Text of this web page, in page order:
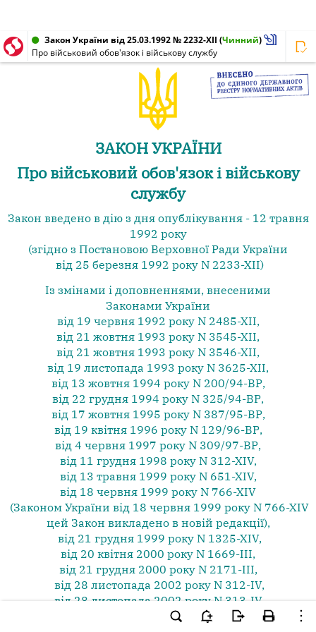
Закон України від 25.03.1992 № 2232-XII (Чинний)
Про військовий обов'язок і військову службу